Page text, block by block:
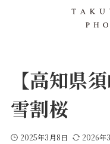
【高知県
雪割桜
2025年3月8日
2026年